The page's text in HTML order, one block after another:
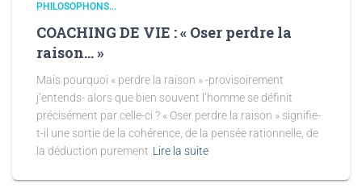
PHILOSOPHONS...
COACHING DE VIE : « Oser perdre la
raison… »
Mais pourquoi « perdre la raison » -provisoirement
j’entends- alors que bien souvent l’homme se définit
précisément par celle-ci ? « Oser perdre la raison » signifie-
t-il une sortie de la cohérence, de la pensée rationnelle, de
la déduction purement Lire la suite